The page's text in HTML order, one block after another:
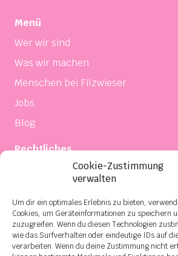
Cookie-Zustimmung
verwalten
Um dir ein optimales Erlebnis zu bieten,
Cookies, um Geräteinformationen zu speichern
zuzugreifen. Wenn du diesen Technologien
wie das Surfverhalten oder eindeutige IDs auf
verarbeiten. Wenn du deine Zustimmung nicht
Menü
Wer wir sind
Was wir machen
Menschen bei Filzwieser
Jobs
Blog
Rechtliches
Einkaufsbedingungen
Verkaufs- und Lieferbedingungen
Kontakt